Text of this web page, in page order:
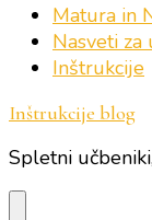
Matura in
Nasveti za
Inštrukcije
Inštrukcije blog
Spletni